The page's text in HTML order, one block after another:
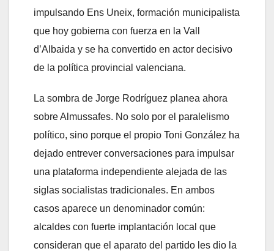
impulsando Ens Uneix, formación municipalista
que hoy gobierna con fuerza en la Vall
d’Albaida y se ha convertido en actor decisivo
de la política provincial valenciana.
La sombra de Jorge Rodríguez planea ahora
sobre Almussafes. No solo por el paralelismo
político, sino porque el propio Toni González ha
dejado entrever conversaciones para impulsar
una plataforma independiente alejada de las
siglas socialistas tradicionales. En ambos
casos aparece un denominador común:
alcaldes con fuerte implantación local que
consideran que el aparato del partido les dio la